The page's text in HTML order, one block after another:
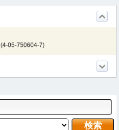
(4-05-750604-7)